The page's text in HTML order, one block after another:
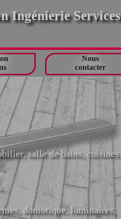
Ingénierie Services
Nous
contacter
salle de bains, cuisines.
domotique, luminaires,